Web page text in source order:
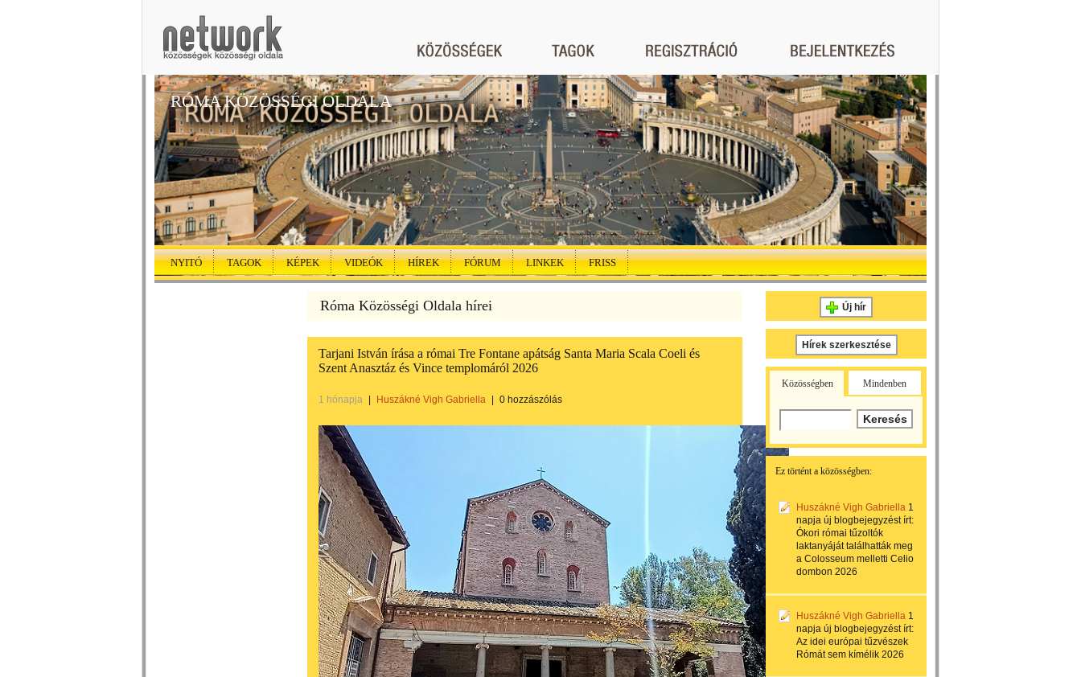
RÓMA KÖZÖSSÉGI OLDALA
NYITÓ TAGOK KÉPEK VIDEÓK HÍREK FÓRUM LINKEK FRISS
Róma Közösségi Oldala hírei
Tarjani István írása a római Tre Fontane apátság Santa Maria Scala Coeli és
Szent Anasztáz és Vince templomáról 2026
1 hónapja Huszákné Vigh Gabriella 0 hozzászólás
Új hír
Hírek szerkesztése
Közösségben Mindenben
Ez történt a közösségben:
Huszákné Vigh Gabriella 1
napja új blogbejegyzést írt:
Ókori római tűzoltók
laktanyáját találhatták meg
a Colosseum melletti Celio
dombon 2026
Huszákné Vigh Gabriella 1
napja új blogbejegyzést írt:
Az idei európai tűzvészek
Rómát sem kímélik 2026